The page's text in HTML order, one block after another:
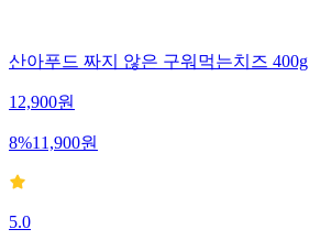
산아푸드 짜지 않은 구워먹는치즈 400g
12,900원
8%11,900원
5.0